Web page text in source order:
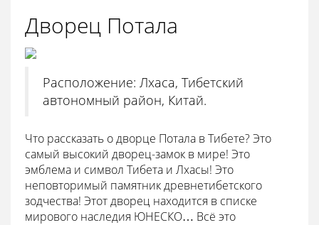
Дворец Потала
Расположение: Лхаса, Тибетский
автономный район, Китай.
Что рассказать о дворце Потала в Тибете? Это
самый высокий дворец-замок в мире! Это
эмблема и символ Тибета и Лхасы! Это
неповторимый памятник древнетибетского
зодчества! Этот дворец находится в списке
мирового наследия ЮНЕСКО… Всё это